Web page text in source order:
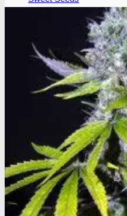
T.H. Seeds
Pyramid seeds
Vision Seeds
W
World of Seeds